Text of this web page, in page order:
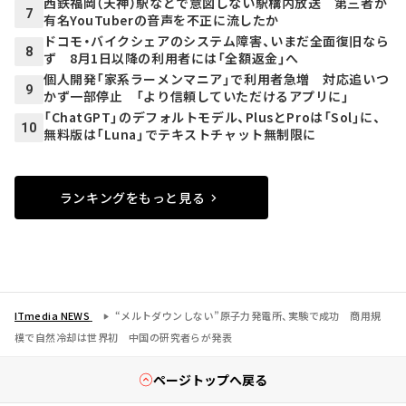
7
有名YouTuberの音声を不正に流したか
8
ドコモ・バイクシェアのシステム障害、いまだ全面復旧なら
ず 8月1日以降の利用者には「全額返金」へ
9
個人開発「家系ラーメンマニア」で利用者急増 対応追いつ
かず一部停止 「より信頼していただけるアプリに」
10
「ChatGPT」のデフォルトモデル、PlusとProは「Sol」に、
無料版は「Luna」でテキストチャット無制限に
ランキングをもっと見る
ITmedia NEWS
“メルトダウンしない”原子力発電所、実験で成功 商用規
模で自然冷却は世界初 中国の研究者らが発表
ページトップへ戻る